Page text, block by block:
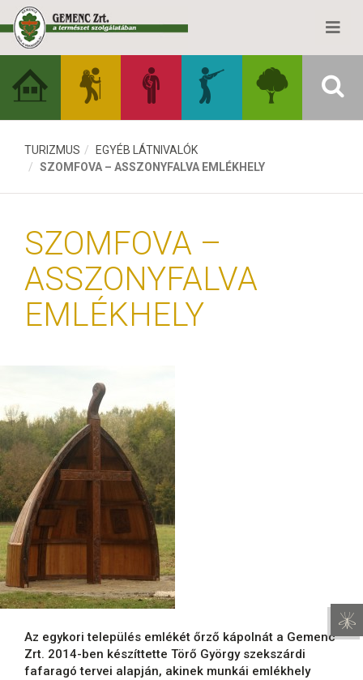
TURIZMUS
EGYÉB LÁTNIVALÓK
SZOMFOVA – ASSZONYFALVA EMLÉKHELY
SZOMFOVA –
ASSZONYFALVA
EMLÉKHELY
Az egykori település emlékét őrző kápolnát a Gemenc
Zrt. 2014-ben készíttette Törő György szekszárdi
fafaragó tervei alapján, akinek munkái emlékhely